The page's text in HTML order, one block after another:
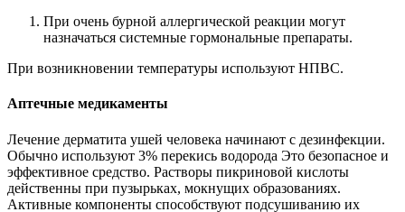
При очень бурной аллергической реакции могут
назначаться системные гормональные препараты.
При возникновении температуры используют НПВС.
Аптечные медикаменты
Лечение дерматита ушей человека начинают с дезинфекции.
Обычно используют 3% перекись водорода Это безопасное и
эффективное средство. Растворы пикриновой кислоты
действенны при пузырьках, мокнущих образованиях.
Активные компоненты способствуют подсушиванию их